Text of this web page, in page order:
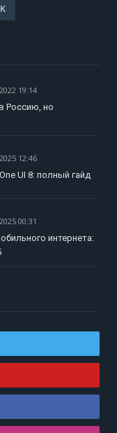
19:14
Россию, но
12:46
UI 8: полный гайд
00:31
интернета: